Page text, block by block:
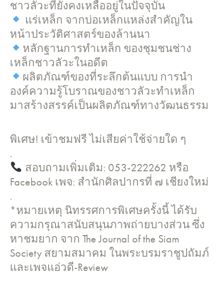
ชาวลัวะที่ยังคงเหลืออยู่ในปัจจุบัน
แร่เหล็ก จากบ่อเหล็กแหล่งสำคัญใน
หน้าประวัติศาสตร์ของล้านนา
หลักฐานการทำเหล็ก ของชุมชนช่าง
เหล็กชาวลัวะในอดีต
ผลิตภัณฑ์ของที่ระลึกต้นแบบ การนำ
องค์ความรู้โบราณของชาวลัวะทำเหล็ก
มาสร้างสรรค์เป็นผลิตภัณฑ์ทางวัฒนธรรม
พิเศษ! เข้าชมฟรี ไม่เสียค่าใช้จ่ายใด ๆ
.
สอบถามเพิ่มเติม: 053-222262 หรือ
Facebook เพจ: สำนักศิลปากรที่ ๗ เชียงใหม่
.
*หมายเหตุ นิทรรศการพิเศษครั้งนี้ ได้รับ
ความกรุณาสนับสนุนภาพถ่ายบางส่วน ซึ่ง
หาชมยาก จาก The Journal of the Siam
Society สยามสมาคม ในพระบรมราชูปถัมภ์
และเพจแอ่วดี-Review